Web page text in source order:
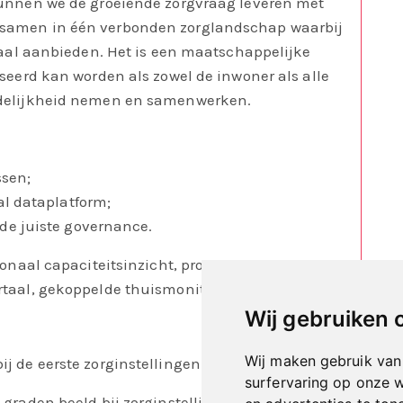
Wij gebruiken
Wij maken gebruik
surfervaring op onze
in één verbonden zorglandschap waarbij
aanbieden.​ Het is een maatschappelijke
kan worden als zowel de inwoner als alle
nemen en samenwerken.
dataplatform;
juiste governance.
capaciteitsinzicht, proactieve
gekoppelde thuismonitoring.
de eerste zorginstellingen.